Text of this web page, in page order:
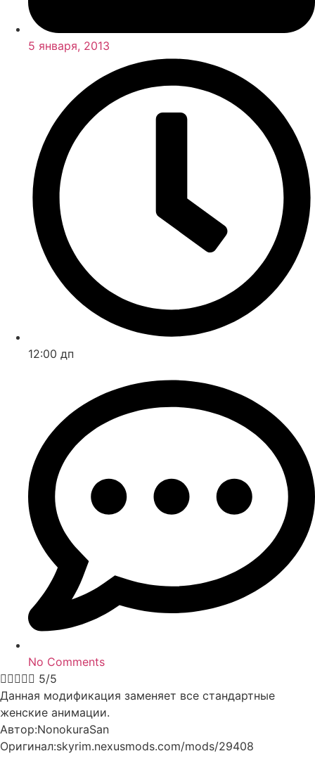
5 января, 2013
12:00 дп
No Comments
 5/5
Данная модификация заменяет все стандартные
женские анимации.
Автор:NonokuraSan
Оригинал:skyrim.nexusmods.com/mods/29408